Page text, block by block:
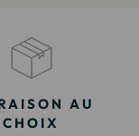
AU
CHOIX